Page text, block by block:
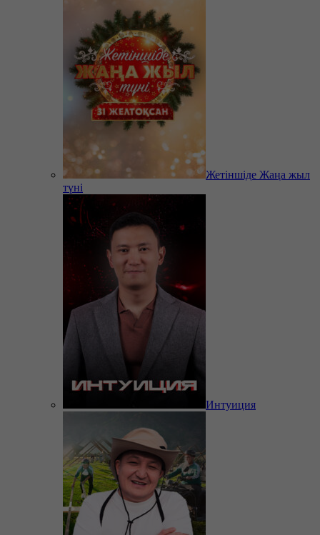
Жетіншіде Жаңа жыл
түні
Интуиция